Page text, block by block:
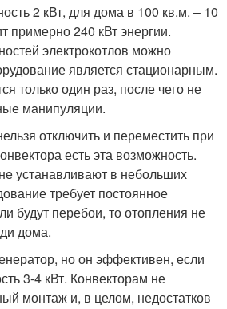
2 кВт, для дома в 100 кв.м. – 10
примерно 240 кВт энергии.
электрокотлов можно
является стационарным.
только один раз, после чего не
манипуляции.
отключить и переместить при
есть эта возможность.
устанавливают в небольших
требует постоянное
будут перебои, то отопления не
дома.
но он эффективен, если
3-4 кВт. Конвекторам не
монтаж и, в целом, недостатков